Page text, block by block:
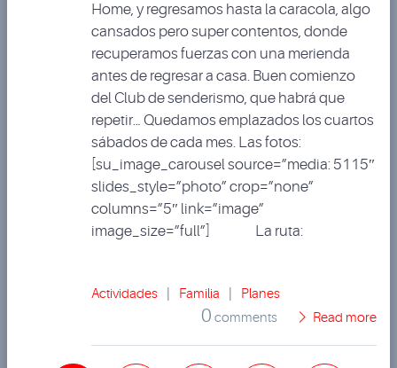
Home, y regresamos hasta la caracola, algo
cansados pero super contentos, donde
recuperamos fuerzas con una merienda
antes de regresar a casa. Buen comienzo
del Club de senderismo, que habrá que
repetir… Quedamos emplazados los cuartos
sábados de cada mes. Las fotos:
[su_image_carousel source=”media: 5115″
slides_style=”photo” crop=”none”
columns=”5″ link=”image”
image_size=”full”] La ruta:
Actividades Familia Planes
0 comments Read more